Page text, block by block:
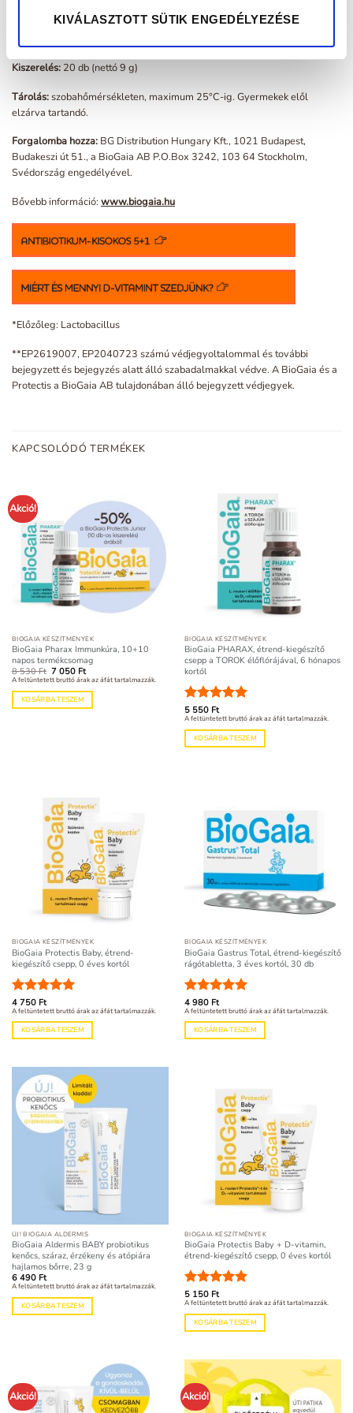
KIVÁLASZTOTT SÜTIK ENGEDÉLYEZÉSE
rágótabletta nem helyettesíti a kiegyensúlyozott, vegyes étrendet és az
Kiszerelés: 20 db (nettó 9 g)
Tárolás:szobahőmérsékleten, maximum 25°C-ig. Gyermekek elől
elzárva tartandó.
Forgalomba hozza: BG Distribution Hungary Kft., 1021 Budapest,
Budakeszi út 51., a BioGaia AB P.O.Box 3242, 103 64 Stockholm,
Svédország engedélyével.
Bővebb információ: www.biogaia.hu
*Előzőleg: Lactobacillus
**EP2619007, EP2040723 számú védjegyoltalommal és további
bejegyzett és bejegyzés alatt álló szabadalmakkal védve. A BioGaia és a
Protectis a BioGaia AB tulajdonában álló bejegyzett védjegyek.
KAPCSOLÓDÓ TERMÉKEK
Akció!
BIOGAIA KÉSZÍTMÉNYEK
BioGaia Pharax Immunkúra, 10+10
napos termékcsomag
8 530Ft Original
price
8
530 Ft.
7 050 FtCurrent
price
7
A feltüntetett bruttó árak az áfát tartalmazzák.
KOSÁRBA TESZEM
BIOGAIA KÉSZÍTMÉNYEK
BioGaia PHARAX, étrend-kiegészítő
csepp a TOROK élőflórájával, 6 hónapos
kortól
Értékelés:
4.98/ 5
5 550 Ft
A feltüntetett bruttó árak az áfát tartalmazzák.
KOSÁRBA TESZEM
BIOGAIA KÉSZÍTMÉNYEK
BioGaia Protectis Baby, étrend-
kiegészítő csepp, 0 éves kortól
Értékelés:
4.97/ 5
4 750 Ft
A feltüntetett bruttó árak az áfát tartalmazzák.
KOSÁRBA TESZEM
BIOGAIA KÉSZÍTMÉNYEK
BioGaia Gastrus Total, étrend-kiegészítő
rágótabletta, 3 éves kortól, 30 db
Értékelés:
/ 5
4 980 Ft
A feltüntetett bruttó árak az áfát tartalmazzák.
KOSÁRBA TESZEM
ÚJ! BIOGAIA ALDERMIS
BioGaia Aldermis BABY probiotikus
kenőcs, száraz, érzékeny és atópiára
hajlamos bőrre, 23 g
6 490 Ft
A feltüntetett bruttó árak az áfát tartalmazzák.
KOSÁRBA TESZEM
BIOGAIA KÉSZÍTMÉNYEK
BioGaia Protectis Baby + D-vitamin,
étrend-kiegészítő csepp, 0 éves kortól
Értékelés:
/ 5
5 150 Ft
A feltüntetett bruttó árak az áfát tartalmazzák.
KOSÁRBA TESZEM
Akció! Akció!